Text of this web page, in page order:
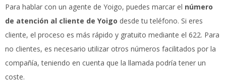
Para hablar con un agente de Yoigo, puedes marcar el número
de atención al cliente de Yoigo desde tu teléfono. Si eres
cliente, el proceso es más rápido y gratuito mediante el 622. Para
no clientes, es necesario utilizar otros números facilitados por la
compañía, teniendo en cuenta que la llamada podría tener un
coste.